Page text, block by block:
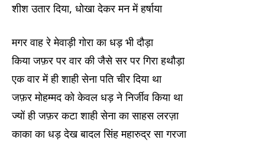
शीश उतार दिया, धोखा देकर मन में हर्षाया
मगर वाह रे मेवाड़ी गोरा का धड़ भी दौड़ा
किया जफ़र पर वार की जैसे सर पर गिरा हथौड़ा
एक वार में ही शाही सेना पति चीर दिया था
जफ़र मोहम्मद को केवल धड़ ने निर्जीव किया था
ज्यों ही जफ़र कटा शाही सेना का साहस लरज़ा
काका का धड़ देख बादल सिंह महारुद्र सा गरजा